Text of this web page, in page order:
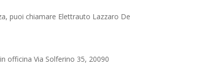
puoi chiamare Elettrauto Lazzaro De
officina Via Solferino 35, 20090